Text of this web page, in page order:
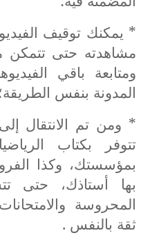
* يمكنك توقيف
مشاهدته حتى تتمكن
ومتابعة باقي
المدونة بنفس الطريقة؛
* ومن تم الانتقال إلى
تتوفر بكتاب
بمؤسستك، وكذا
بها أستاذك، حتى
المحروسة
ثقة بالنفس .